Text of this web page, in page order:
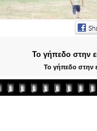
Το γήπεδο στην
Το γήπεδο στην